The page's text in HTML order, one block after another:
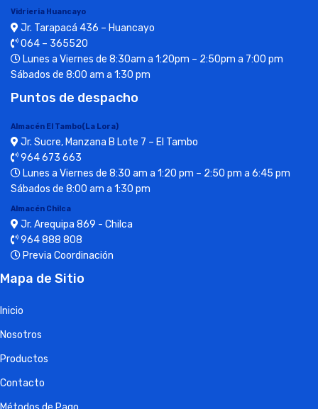
Vidrieria Huancayo
Jr. Tarapacá 436 – Huancayo
064 – 365520
Lunes a Viernes de 8:30am a 1:20pm – 2:50pm a 7:00 pm
Sábados de 8:00 am a 1:30 pm
Puntos de despacho
Almacén El Tambo(La Lora)
Jr. Sucre, Manzana B Lote 7 – El Tambo
964 673 663
Lunes a Viernes de 8:30 am a 1:20 pm – 2:50 pm a 6:45 pm
Sábados de 8:00 am a 1:30 pm
Almacén Chilca
Jr. Arequipa 869 - Chilca
964 888 808
Previa Coordinación
Mapa de Sitio
Inicio
Nosotros
Productos
Contacto